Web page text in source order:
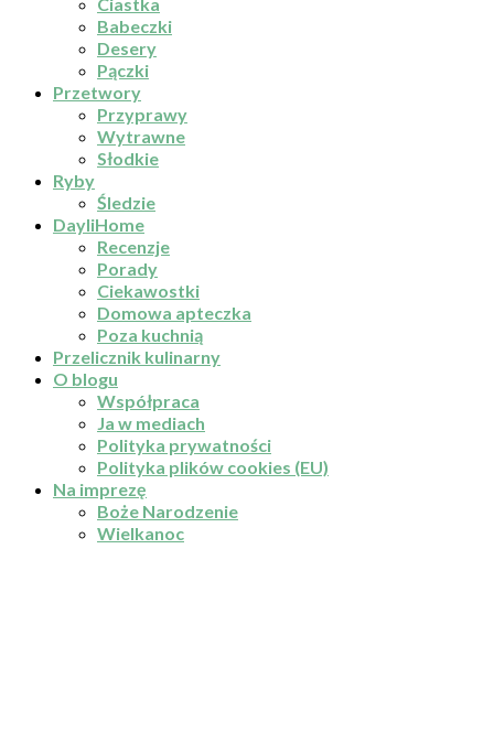
Ciastka
Babeczki
Desery
Pączki
Przetwory
Przyprawy
Wytrawne
Słodkie
Ryby
Śledzie
DayliHome
Recenzje
Porady
Ciekawostki
Domowa apteczka
Poza kuchnią
Przelicznik kulinarny
O blogu
Współpraca
Ja w mediach
Polityka prywatności
Polityka plików cookies (EU)
Na imprezę
Boże Narodzenie
Wielkanoc